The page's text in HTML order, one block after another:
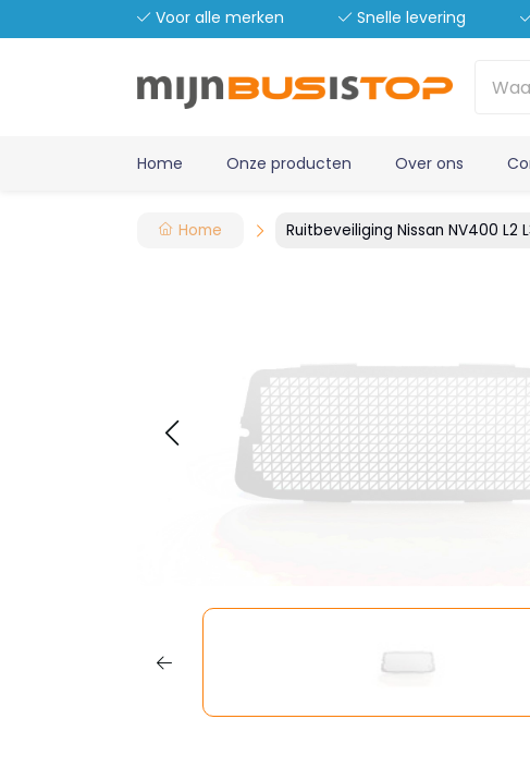
Voor alle merken Snelle levering
Home Onze producten Over ons
Home Ruitbeveiliging Nissan NV400